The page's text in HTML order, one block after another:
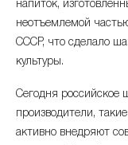
декабрь 2024
ноябрь 2024
октябрь 2024
сентябрь 2024
напиток,
неотъемлемой
СССР, что сделало
культуры.
Сегодня российское
производители,
активно внедряют